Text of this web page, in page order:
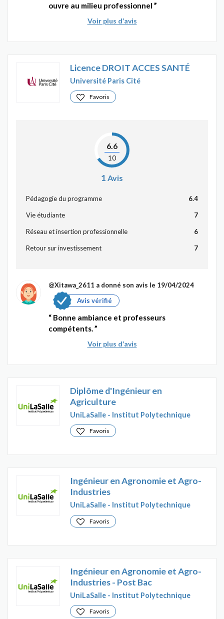
ouvre au milieu professionnel
Voir plus d’avis
Licence DROIT ACCES SANTÉ
Université Paris Cité
Favoris
6.6
10
1 Avis
Pédagogie du programme 6.4
Vie étudiante 7
Réseau et insertion professionnelle 6
Retour sur investissement 7
@Xitawa_2611 a donné son avis le 19/04/2024
Avis vérifié
Bonne ambiance et professeurs
compétents.
Voir plus d’avis
Diplôme d'Ingénieur en
Agriculture
UniLaSalle - Institut Polytechnique
Favoris
Ingénieur en Agronomie et Agro-
Industries
UniLaSalle - Institut Polytechnique
Favoris
Ingénieur en Agronomie et Agro-
Industries - Post Bac
UniLaSalle - Institut Polytechnique
Favoris